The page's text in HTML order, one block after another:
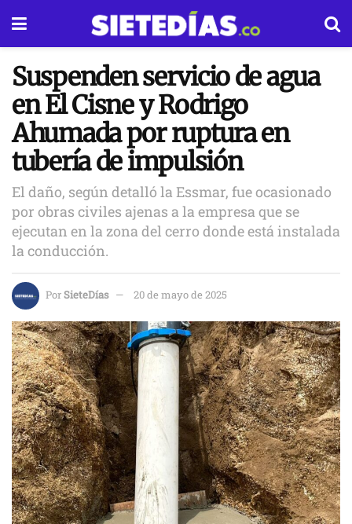
Suspenden servicio de agua
en El Cisne y Rodrigo
Ahumada por ruptura en
tubería de impulsión
El daño, según detalló la Essmar, fue ocasionado
por obras civiles ajenas a la empresa que se
ejecutan en la zona del cerro donde está instalada
la conducción.
PorSieteDías 20 de mayo de 2025